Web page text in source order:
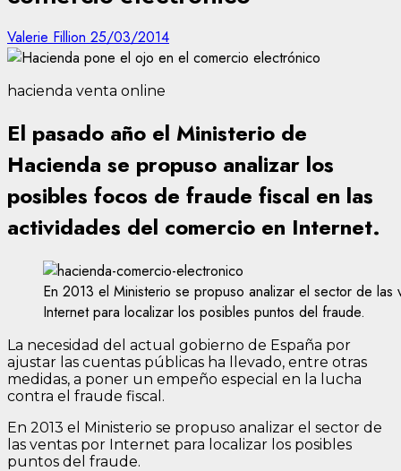
Valerie Fillion 25/03/2014
hacienda venta online
El pasado año el Ministerio de
Hacienda se propuso analizar los
posibles focos de fraude fiscal en las
actividades del comercio en Internet.
En 2013 el Ministerio se propuso analizar el sector de las
Internet para localizar los posibles puntos del fraude.
La necesidad del actual gobierno de España por
ajustar las cuentas públicas ha llevado, entre otras
medidas, a poner un empeño especial en la lucha
contra el fraude fiscal.
En 2013 el Ministerio se propuso analizar el sector de
las ventas por Internet para localizar los posibles
puntos del fraude.